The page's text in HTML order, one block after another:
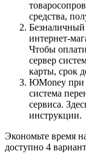
средства,
интернет-
Чтобы
сервер
карты, срок
ЮMoney при
система
сервиса.
инструкции.
Экономьте время
доступно 4